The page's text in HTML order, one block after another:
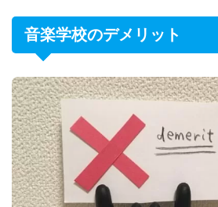
音楽学校のデメリット